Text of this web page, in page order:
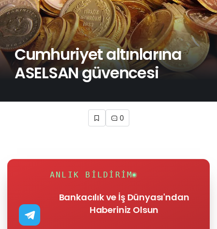
Cumhuriyet altınlarına
ASELSAN güvencesi
0
ANLIK BILDIRIM
Bankacılık ve İş Dünyası'ndan
Haberiniz Olsun